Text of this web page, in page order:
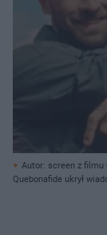
Autor: screen z filmu
(Official Video) //
Quebonafide ukrył